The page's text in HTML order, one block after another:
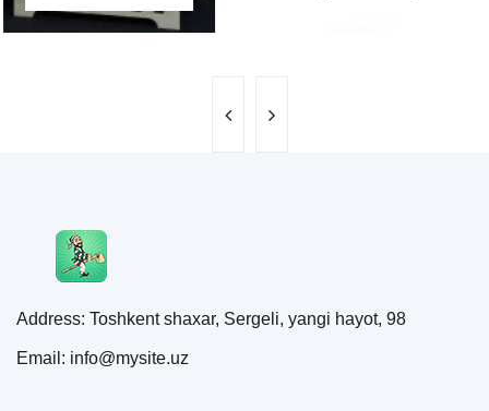
Address: Toshkent shaxar, Sergeli, yangi hayot, 98
Email: info@mysite.uz